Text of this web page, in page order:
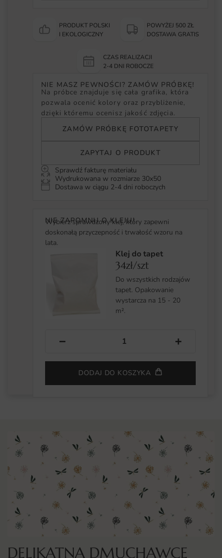
PRODUKT POLSKI
I EKOLOGICZNY
POWYŻEJ 500 ZŁ
DOSTAWA GRATIS
CZAS REALIZACJI
2-4 DNI ROBOCZE
NIE MASZ PEWNOŚCI? ZAMÓW PRÓBKĘ!
Na próbce znajduje się cała grafika, która
pozwala ocenić kolory oraz przybliżenie,
dzięki któremu ocenisz jakość zdjęcia.
ZAMÓW PRÓBKĘ FOTOTAPETY
ZAPYTAJ O PRODUKT
Sprawdź fakturę materiału
Wydrukowana w rozmiarze 30x50
Dostawa w ciągu 2-4 dni roboczych
NIE ZAPOMNIJ O KLEJU!
Wybierz sprawdzony klej, który zapewni
doskonałą przyczepność i trwałość wzoru na
lata.
Klej do tapet
34zł/szt
Do wszystkich rodzajów
tapet. Opakowanie
wystarcza na 15 - 20
m².
− +
DODAJ DO KOSZYKA
DELIKATNA DMUCHAWCE